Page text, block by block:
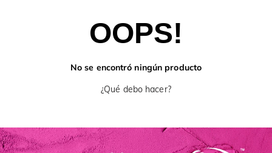
OOPS!
No se encontró ningún producto
¿Qué debo hacer?